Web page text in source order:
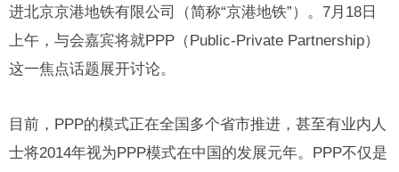
进北京京港地铁有限公司（简称“京港地铁”）。7月18日
上午，与会嘉宾将就PPP（Public-Private Partnership）
这一焦点话题展开讨论。
目前，PPP的模式正在全国多个省市推进，甚至有业内人
士将2014年视为PPP模式在中国的发展元年。PPP不仅是